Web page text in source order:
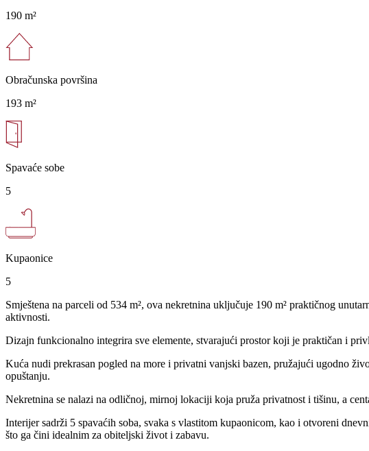
190 m²
Obračunska površina
193 m²
Spavaće sobe
5
Kupaonice
5
Smještena na parceli od 534 m², ova nekretnina uključuje 190 m² praktičnog
aktivnosti.
Dizajn funkcionalno integrira sve elemente, stvarajući prostor koji je praktičan i
Kuća nudi prekrasan pogled na more i privatni vanjski bazen, pružajući ugodno
opuštanju.
Nekretnina se nalazi na odličnoj, mirnoj lokaciji koja pruža privatnost i tišinu, a
Interijer sadrži 5 spavaćih soba, svaka s vlastitom kupaonicom, kao i otvoreni
što ga čini idealnim za obiteljski život i zabavu.